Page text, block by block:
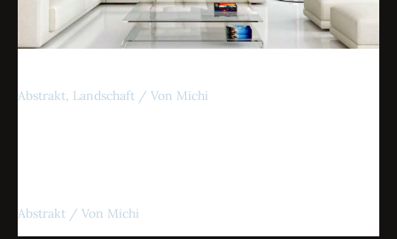
Abstrakt, Landschaft / Von Michi
Abstrakt / Von Michi